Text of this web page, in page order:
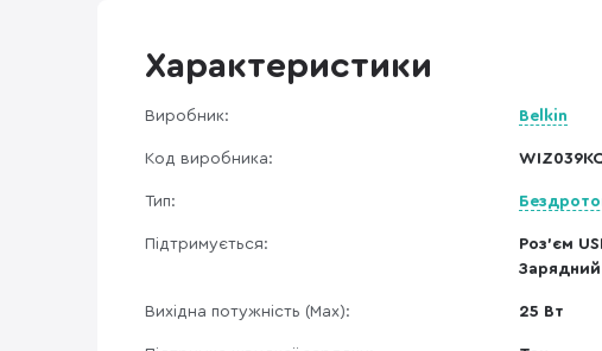
Характеристики
Виробник: Belkin
Код виробника:
Тип:
Підтримується:
Роз'єм
Вихідна потужність (Max): 25 Вт